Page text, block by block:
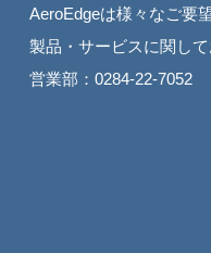
AeroEdgeは様々なご要
製品・サービスに関し
営業部：0284-22-7052